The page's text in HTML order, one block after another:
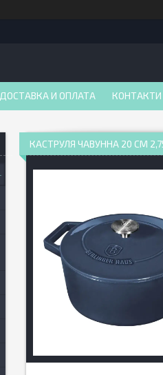
ДОСТАВКА И ОПЛАТА КОНТАКТИ
КАСТРУЛЯ ЧАВУННА 20 СМ 2,75